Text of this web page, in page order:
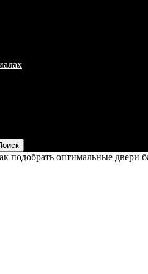
подобрать оптимальные двери